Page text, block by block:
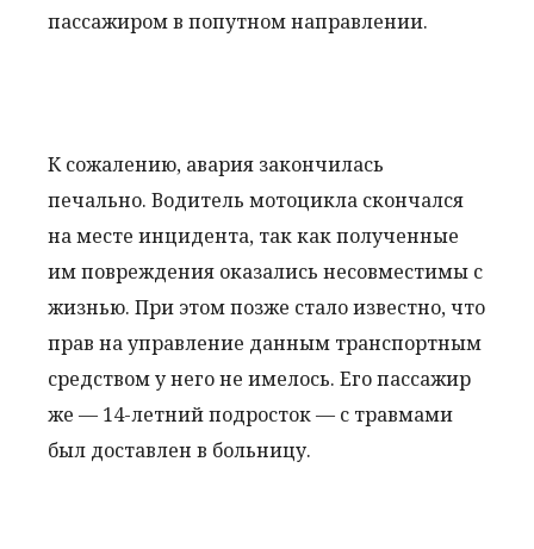
пассажиром в попутном направлении.
К сожалению, авария закончилась
печально. Водитель мотоцикла скончался
на месте инцидента, так как полученные
им повреждения оказались несовместимы с
жизнью. При этом позже стало известно, что
прав на управление данным транспортным
средством у него не имелось. Его пассажир
же — 14-летний подросток — с травмами
был доставлен в больницу.